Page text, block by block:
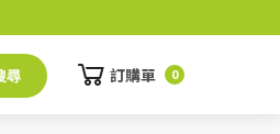
訂購單 0